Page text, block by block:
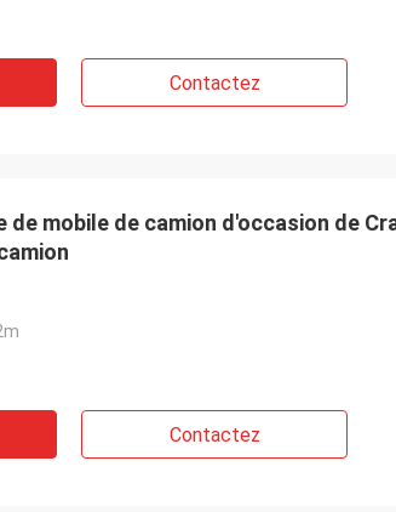
Contactez
de mobile de camion d'occasion de
Contactez